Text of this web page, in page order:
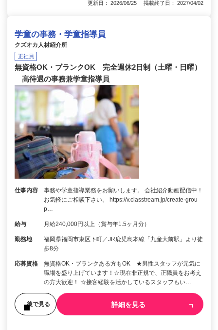
更新日： 2026/06/25 掲載終了日： 2027/04/02
学童の事務・学童指導員
クズオカ人材紹介所
正社員
無資格OK・ブランクOK 完全週休2日制（土曜・日曜）
高待遇の事務兼学童指導員
仕事内容
事務や学童指導業務をお願いします。 会社紹介動画配信中！
お気軽にご相談下さい。 https://v.classtream.jp/create-grou
p…
給与 月給240,000円以上（賞与年1.5ヶ月分）
勤務地
福岡県福岡市東区下町／JR鹿児島本線「九産大前駅」より徒
歩8分
応募資格
無資格OK・ブランクある方もOK ★男性スタッフが元気に
職場を盛り上げています！☆現在非正規で、正職員をお考え
の方大歓迎！ ☆接客経験を活かしているスタッフもい…
後で見る 詳細を見る